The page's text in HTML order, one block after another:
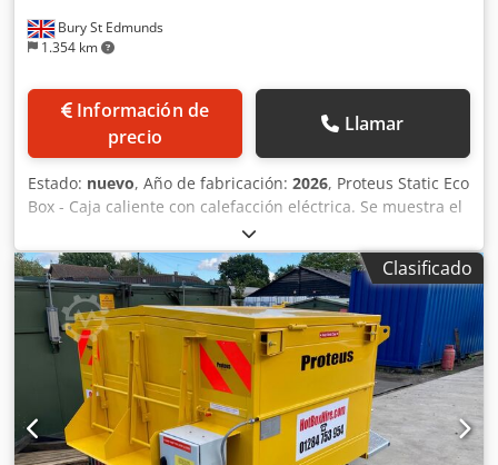
Bury St Edmunds
1.354 km
Información de
precio
Llamar
Estado: nuevo, Año de fabricación: 2026, Proteus Static Eco
Box - Caja caliente con calefacción eléctrica. Se muestra el
modelo de 20 toneladas. También hay disponibles
modelos de 12, 16 y 30 toneladas. Los tamaños de 20
toneladas o menos sólo requieren alimentación
monofásica. Enorme reducción de las emisiones de CO2 y
del consumo eléctrico. Almacene asfalto caliente en su
patio durante un máximo de 3 días y utilícelo cuando lo
necesite cargándolo en camiones pequeños o cajas
calientes móviles. Dkjdpfeurl Eaex Ahqor
Clasificado